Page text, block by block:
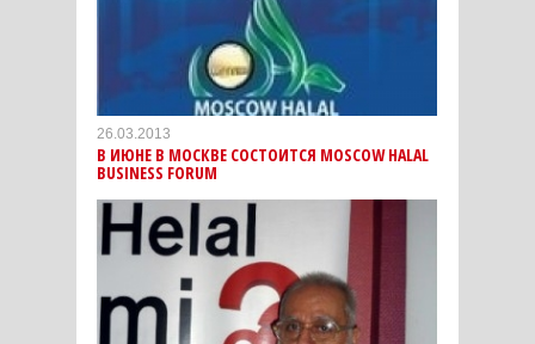
26.03.2013
В ИЮНЕ В МОСКВЕ СОСТОИТСЯ MOSCOW HALAL
BUSINESS FORUM